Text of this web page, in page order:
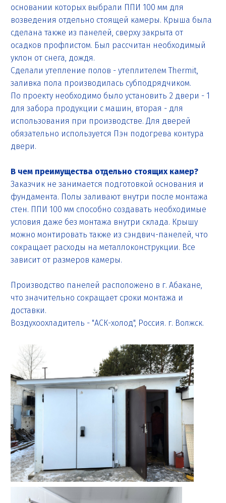
основании которых выбрали ППИ 100 мм для
возведения отдельно стоящей камеры. Крыша была
сделана также из панелей, сверху закрыта от
осадков профлистом. Был рассчитан необходимый
уклон от снега, дождя.
Сделали утепление полов - утеплителем Thermit,
заливка пола производилась субподрядчиком.
По проекту необходимо было установить 2 двери - 1
для забора продукции с машин, вторая - для
использования при производстве. Для дверей
обязательно используется Пэн подогрева контура
двери.
В чем преимущества отдельно стоящих камер?
Заказчик не занимается подготовкой основания и
фундамента. Полы заливают внутри после монтажа
стен. ППИ 100 мм способно создавать необходимые
условия даже без монтажа внутри склада. Крышу
можно монтировать также из сэндвич-панелей, что
сокращает расходы на металлоконструкции. Все
зависит от размеров камеры.
Производство панелей расположено в г. Абакане,
что значительно сокращает сроки монтажа и
доставки.
Воздухоохладитель - "АСК-холод", Россия. г. Волжск.